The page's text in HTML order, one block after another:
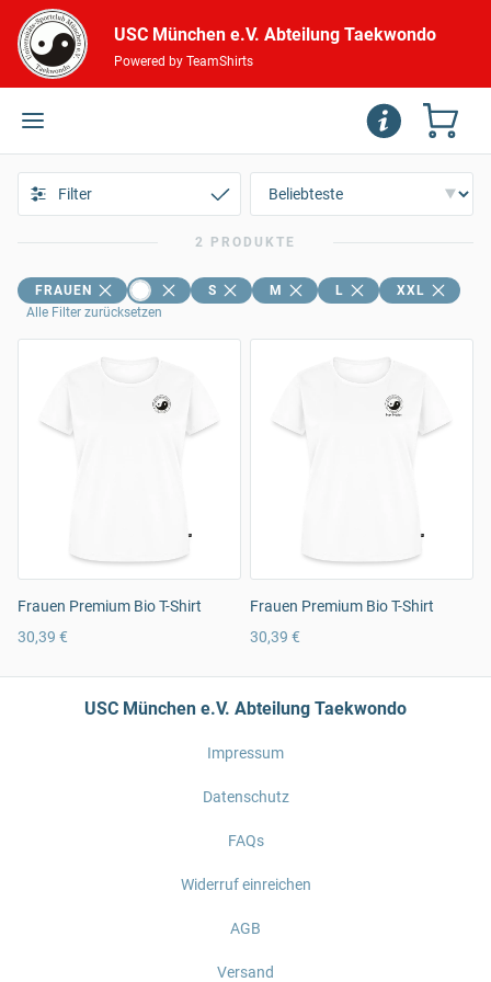
USC München e.V. Abteilung Taekwondo
Powered by TeamShirts
Filter
2 PRODUKTE
FRAUEN S M L
XXL
Alle Filter zurücksetzen
Frauen Premium Bio T-Shirt
30,39 €
Frauen Premium Bio T-Shirt
30,39 €
USC München e.V. Abteilung Taekwondo
Impressum
Datenschutz
FAQs
Widerruf einreichen
AGB
Versand